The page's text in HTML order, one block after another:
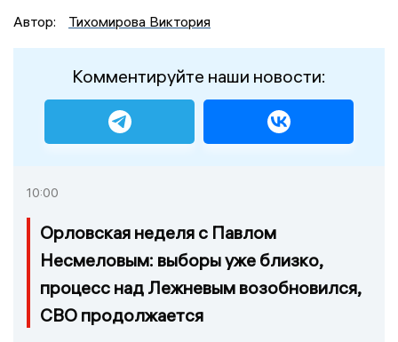
Автор:
Тихомирова Виктория
Комментируйте наши новости:
10:00
Орловская неделя с Павлом
Несмеловым: выборы уже близко,
процесс над Лежневым возобновился,
СВО продолжается